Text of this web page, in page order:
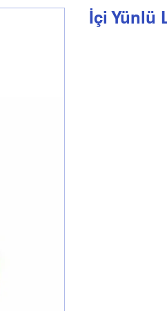
İçi Yünlü